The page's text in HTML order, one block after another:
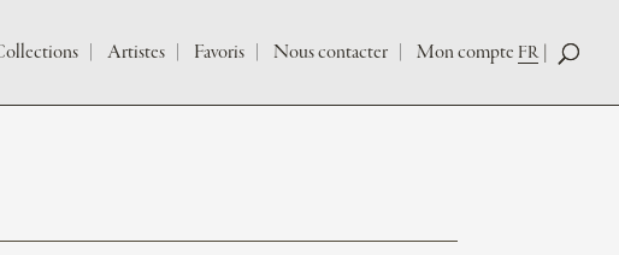
Artistes Favoris Nous contacter Mon compte FR